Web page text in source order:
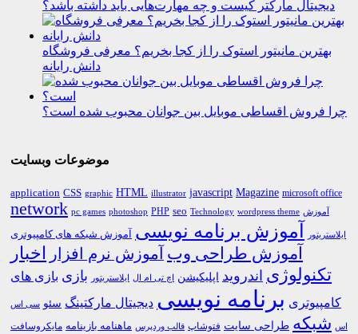
دیجیتال مارکتر کیست و چه مهارت‌هایی باید داشته باشد؟
بهترین مانیتور استوک را از کجا بخریم؟ معرفی فروشگاه
دانش رایانه
چرا فروش اقساطی موبایل بین جوانان محبوب شده است؟
موضوعات وبسایت
application CSS graphic HTML illustrator javascript Magazine microsoft office
network pc games photoshop PHP seo Technology wordpress theme آموزش
ایلاستریتور آموزش برنامه نویسی آموزش شبکه های کامپیوتری
آموزش طراحی وب آموزش نرم افزار اخبار
تکنولوژی اندروید اپلیکیشن اچ تی ام ال ایلاستریتور بازی بازی های
کامپیوتری برنامه نویسی دیجیتال مارکتینگ سئو سی اس
اس شبکه طراحی سایت فتوشاپ قالب وردپرس ماهنامه بازینامه مایکروسافت